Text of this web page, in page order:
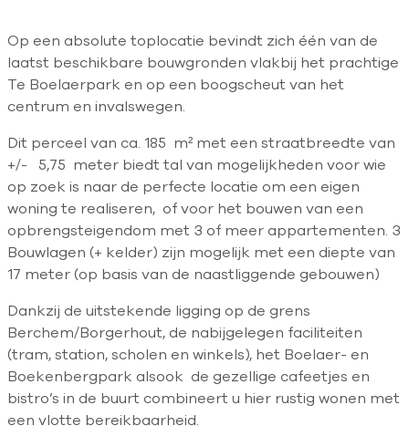
Op een absolute toplocatie bevindt zich één van de
laatst beschikbare bouwgronden vlakbij het prachtige
Te Boelaerpark en op een boogscheut van het
centrum en invalswegen.
Dit perceel van ca. 185 m² met een straatbreedte van
+/- 5,75 meter biedt tal van mogelijkheden voor wie
op zoek is naar de perfecte locatie om een eigen
woning te realiseren, of voor het bouwen van een
opbrengsteigendom met 3 of meer appartementen. 3
Bouwlagen (+ kelder) zijn mogelijk met een diepte van
17 meter (op basis van de naastliggende gebouwen)
Dankzij de uitstekende ligging op de grens
Berchem/Borgerhout, de nabijgelegen faciliteiten
(tram, station, scholen en winkels), het Boelaer- en
Boekenbergpark alsook de gezellige cafeetjes en
bistro’s in de buurt combineert u hier rustig wonen met
een vlotte bereikbaarheid.